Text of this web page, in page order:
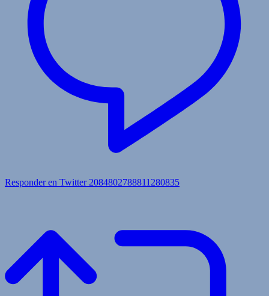
Responder en Twitter 2084802788811280835